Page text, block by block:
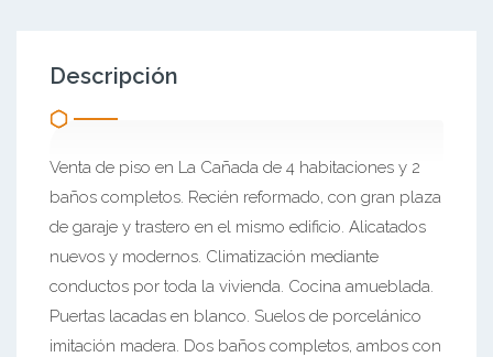
Descripción
Venta de piso en La Cañada de 4 habitaciones y 2
baños completos. Recién reformado, con gran plaza
de garaje y trastero en el mismo edificio. Alicatados
nuevos y modernos. Climatización mediante
conductos por toda la vivienda. Cocina amueblada.
Puertas lacadas en blanco. Suelos de porcelánico
imitación madera. Dos baños completos, ambos con